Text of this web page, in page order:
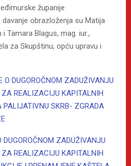
županije
obrazloženja su Matija
Tamara Blagus, mag. iur.,
za Skupštinu, opću upravu i
O DUGOROČNOM ZADUŽIVANJU
REALIZACIJU KAPITALNIH
PALIJATIVNU SKRB- ZGRADA
DUGOROČNOM ZADUŽIVANJU
REALIZACIJU KAPITALNIH